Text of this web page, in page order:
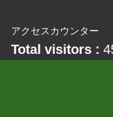
アクセスカウンター
Total visitors :